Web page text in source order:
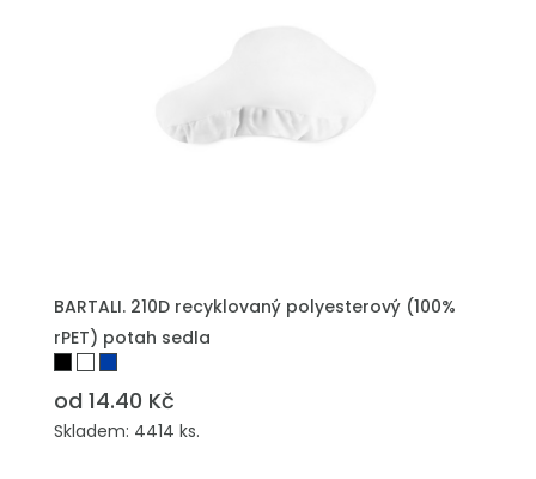
BARTALI. 210D recyklovaný polyesterový (100%
rPET) potah sedla
od 14.40 Kč
Skladem: 4414 ks.